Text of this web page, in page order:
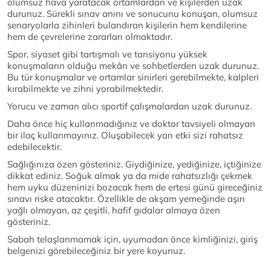
durunuz. Sürekli sınav anını ve sonucunu konuşan, olumsuz
senaryolarla zihinleri bulandıran kişilerin hem kendilerine
hem de çevrelerine zararları olmaktadır.
Spor, siyaset gibi tartışmalı ve tansiyonu yüksek
konuşmaların olduğu mekân ve sohbetlerden uzak durunuz.
Bu tür konuşmalar ve ortamlar sinirleri gerebilmekte, kalpleri
kırabilmekte ve zihni yorabilmektedir.
Yorucu ve zaman alıcı sportif çalışmalardan uzak durunuz.
Daha önce hiç kullanmadığınız ve doktor tavsiyeli olmayan
bir ilaç kullanmayınız. Oluşabilecek yan etki sizi rahatsız
edebilecektir.
Sağlığınıza özen gösteriniz. Giydiğinize, yediğinize, içtiğinize
dikkat ediniz. Soğuk almak ya da mide rahatsızlığı çekmek
hem uyku düzeninizi bozacak hem de ertesi günü gireceğiniz
sınavı riske atacaktır. Özellikle de akşam yemeğinde aşırı
yağlı olmayan, az çeşitli, hafif gıdalar almaya özen
gösteriniz.
Sabah telaşlanmamak için, uyumadan önce kimliğinizi, giriş
belgenizi görebileceğiniz bir yere koyunuz.